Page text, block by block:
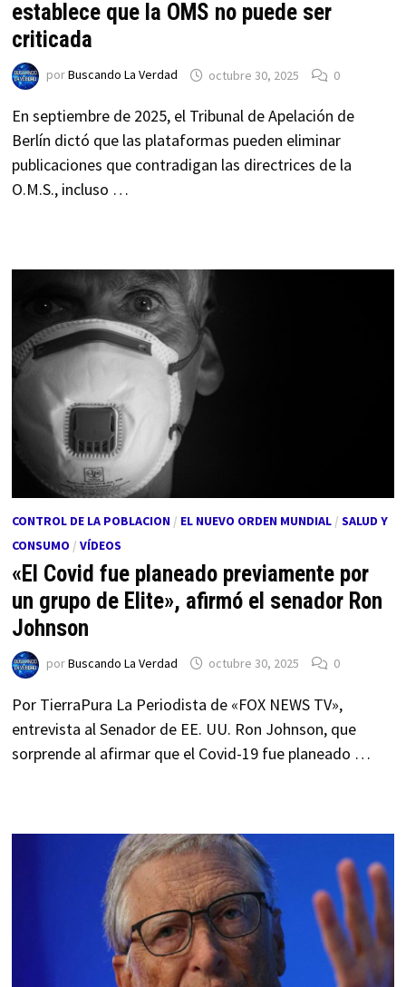
establece que la OMS no puede ser
criticada
porBuscando La Verdad octubre 30, 2025 0
En septiembre de 2025, el Tribunal de Apelación de
Berlín dictó que las plataformas pueden eliminar
publicaciones que contradigan las directrices de la
O.M.S., incluso …
CONTROL DE LA POBLACION/ EL NUEVO ORDEN MUNDIAL/ SALUD Y
CONSUMO / VÍDEOS
«El Covid fue planeado previamente por
un grupo de Elite», afirmó el senador Ron
Johnson
porBuscando La Verdad octubre 30, 2025 0
Por TierraPura La Periodista de «FOX NEWS TV»,
entrevista al Senador de EE. UU. Ron Johnson, que
sorprende al afirmar que el Covid-19 fue planeado …